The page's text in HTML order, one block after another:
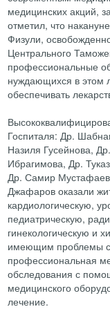
медицинских акций,
отметил, что
Физули,
Центрального
профессиональные
нуждающихся в этом
обеспечивать
Госпиталя: Др.
Назиля Гусейнова,
Ибрагимова, Др.
Др. Самир
Джафаров оказали
кардиологическую,
педиатрическую,
гинекологическую и
имеющим проблемы
профессиональная
обследования с
медицинского
лечение.